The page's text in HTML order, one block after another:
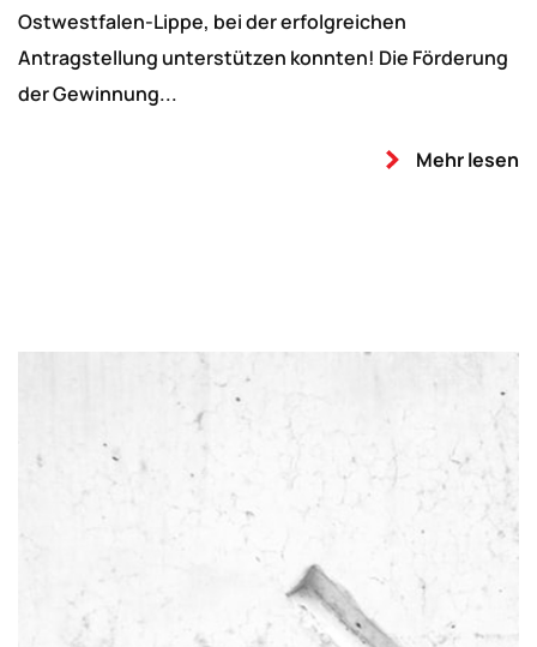
Ostwestfalen-Lippe, bei der erfolgreichen
Antragstellung unterstützen konnten! Die Förderung
der Gewinnung...
Mehr lesen